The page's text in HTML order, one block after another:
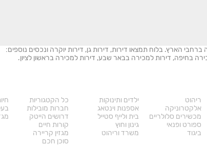
ברחבי הארץ. בלוח תמצאו דירות, דירות גן, דירות יוקרה ונכסים נוספים:
בחיפה, דירות למכירה בבאר שבע, דירות למכירה בראשון לציון.
ריהוט
אלקטרוניקה
מכשירים סלולריים
ספורט ופנאי
ביגוד
ילדים ותינוקות
אספנות וינטאג
בית ולייף סטייל
גינון וחוץ
משרד וריהוט
כל הקטגוריות
חברות מובילות
דרושים הייטק
קורות חיים
מגזין קריירה
סוכן חכם